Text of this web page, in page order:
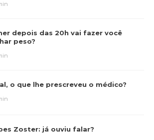
depois das 20h vai fazer você
peso?
o que lhe prescreveu o médico?
Zoster: já ouviu falar?